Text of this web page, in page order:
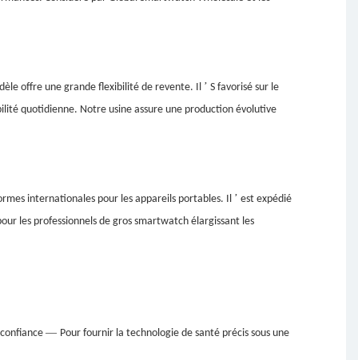
offre une grande flexibilité de revente. Il ’ S favorisé sur le
quotidienne. Notre usine assure une production évolutive
internationales pour les appareils portables. Il ’ est expédié
les professionnels de gros smartwatch élargissant les
— Pour fournir la technologie de santé précis sous une